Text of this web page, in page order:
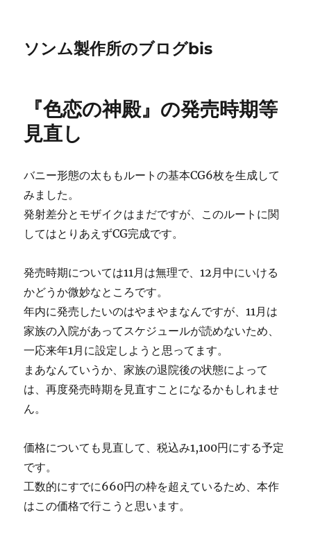
ソンム製作所のブログbis
『色恋の神殿』の発売時期等
見直し
バニー形態の太ももルートの基本CG6枚を生成して
みました。
発射差分とモザイクはまだですが、このルートに関
してはとりあえずCG完成です。
発売時期については11月は無理で、12月中にいける
かどうか微妙なところです。
年内に発売したいのはやまやまなんですが、11月は
家族の入院があってスケジュールが読めないため、
一応来年1月に設定しようと思ってます。
まあなんていうか、家族の退院後の状態によって
は、再度発売時期を見直すことになるかもしれませ
ん。
価格についても見直して、税込み1,100円にする予定
です。
工数的にすでに660円の枠を超えているため、本作
はこの価格で行こうと思います。